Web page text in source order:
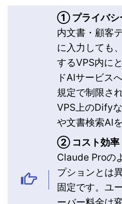
① プライバシ
内文書・顧客
に入力しても
するVPS内に
ドAIサービス
規定で制限さ
VPS上のDify
や文書検索AI
② コスト効率
Claude Proの
プションとは
固定です。ユ